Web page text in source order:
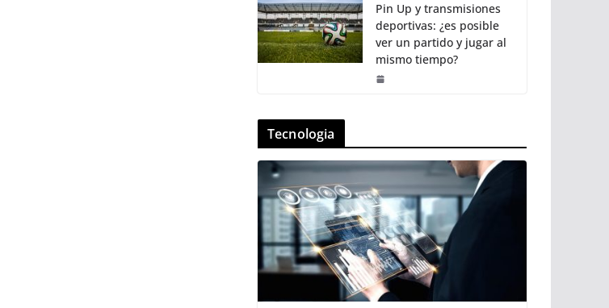
Pin Up y transmisiones
deportivas: ¿es posible
ver un partido y jugar al
mismo tiempo?
Tecnologia